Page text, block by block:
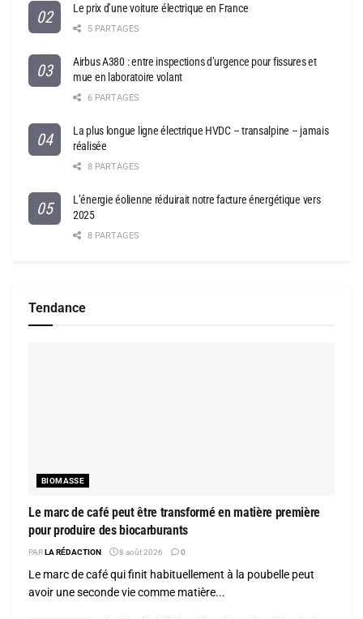
Le prix d’une voiture électrique en France
5 PARTAGES
Airbus A380 : entre inspections d’urgence pour fissures et
mue en laboratoire volant
6 PARTAGES
La plus longue ligne électrique HVDC – transalpine – jamais
réalisée
8 PARTAGES
L’énergie éolienne réduirait notre facture énergétique vers
2025
8 PARTAGES
Tendance
BIOMASSE
Le marc de café peut être transformé en matière première
pour produire des biocarburants
PARLA RÉDACTION 8 août 2026 0
Le marc de café qui finit habituellement à la poubelle peut
avoir une seconde vie comme matière...